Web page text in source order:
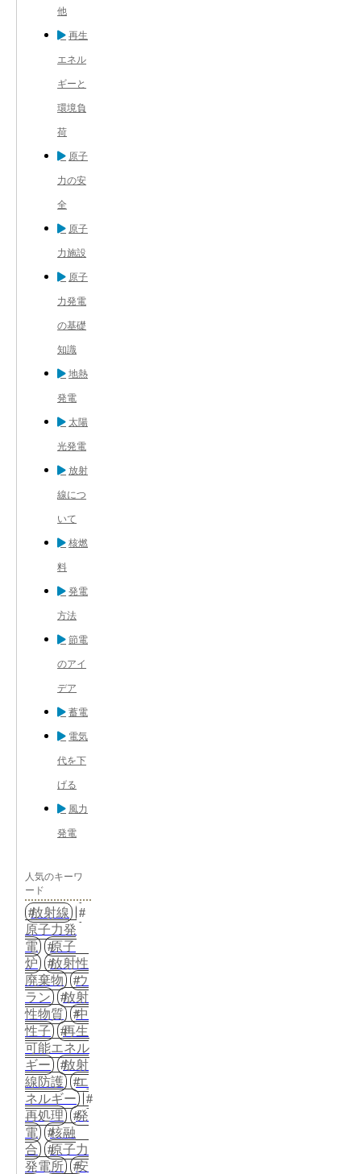
他
再生
エネル
ギーと
環境負
荷
原子
力の安
全
原子
力施設
原子
力発電
の基礎
知識
地熱
発電
太陽
光発電
放射
線につ
いて
核燃
料
発電
方法
節電
のアイ
デア
蓄電
電気
代を下
げる
風力
発電
人気のキーワ
ード
放射線
原子力発
電
原子
炉
放射性
廃棄物
ウ
ラン
放射
性物質
中
性子
再生
可能エネル
ギー
放射
線防護
エ
ネルギー
再処理
発
電
核融
合
原子力
発電所
安